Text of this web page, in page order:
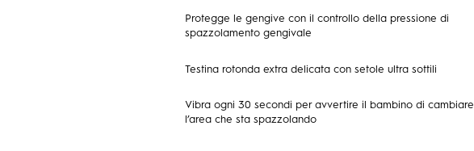
Protegge le gengive con il controllo della pressione di
spazzolamento gengivale
Testina rotonda extra delicata con setole ultra sottili
Vibra ogni 30 secondi per avvertire il bambino di cambiare
l’area che sta spazzolando